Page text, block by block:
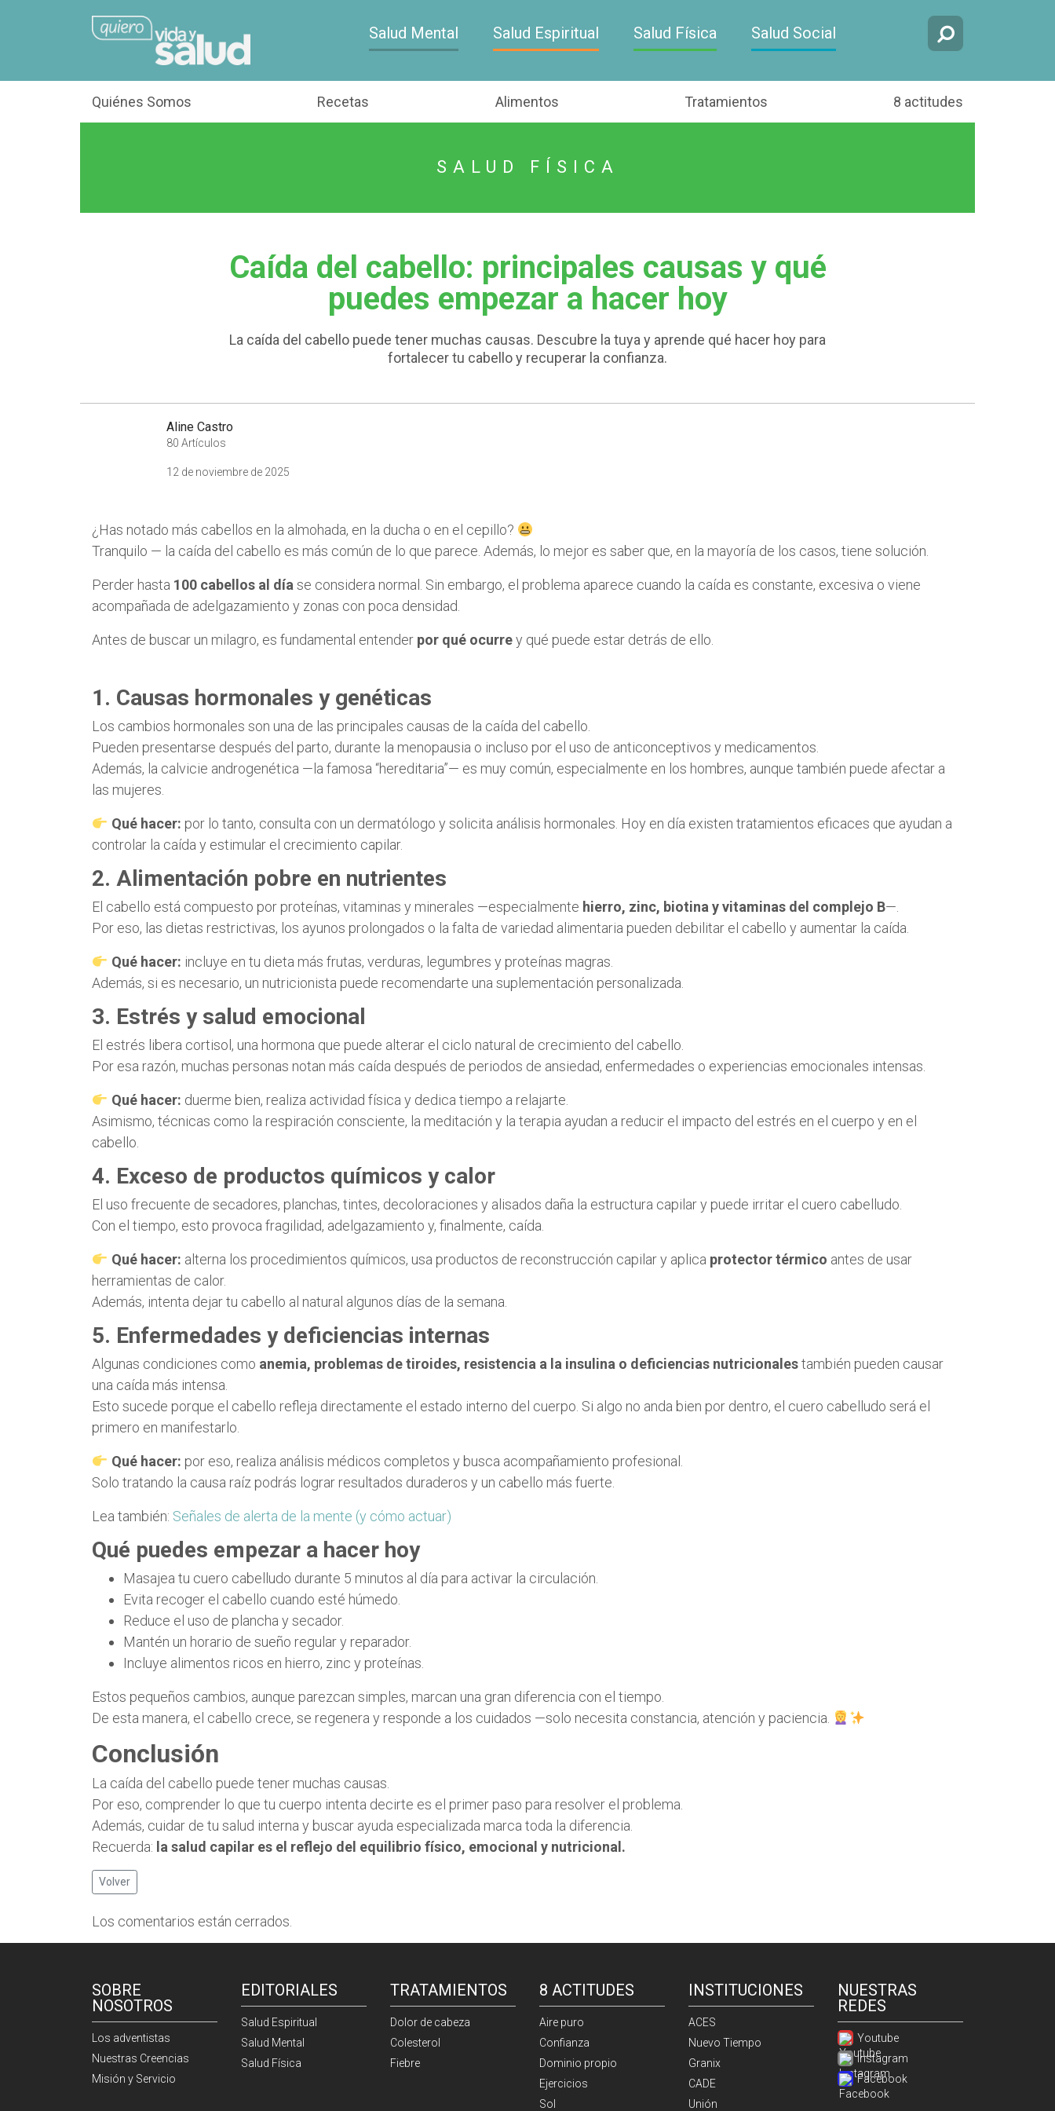
Salud Mental Salud Espiritual Salud Física Salud Social
Quiénes Somos Recetas Alimentos Tratamientos 8 actitudes
SALUD FÍSICA
Caída del cabello: principales causas y qué
puedes empezar a hacer hoy
La caída del cabello puede tener muchas causas. Descubre la tuya y aprende qué hacer hoy para
fortalecer tu cabello y recuperar la confianza.
Aline Castro
80 Artículos
12 de noviembre de 2025
¿Has notado más cabellos en la almohada, en la ducha o en el cepillo?
Tranquilo — la caída del cabello es más común de lo que parece. Además, lo mejor es saber que, en la mayoría de los casos, tiene solución.
Perder hasta 100 cabellos al día se considera normal. Sin embargo, el problema aparece cuando la caída es constante, excesiva o viene
acompañada de adelgazamiento y zonas con poca densidad.
Antes de buscar un milagro, es fundamental entender por qué ocurrey qué puede estar detrás de ello.
1. Causas hormonales y genéticas
Los cambios hormonales son una de las principales causas de la caída del cabello.
Pueden presentarse después del parto, durante la menopausia o incluso por el uso de anticonceptivos y medicamentos.
Además, la calvicie androgenética —la famosa “hereditaria”— es muy común, especialmente en los hombres, aunque también puede afectar a
las mujeres.
Qué hacer: por lo tanto, consulta con un dermatólogo y solicita análisis hormonales. Hoy en día existen tratamientos eficaces que ayudan a
controlar la caída y estimular el crecimiento capilar.
2. Alimentación pobre en nutrientes
El cabello está compuesto por proteínas, vitaminas y minerales —especialmente hierro, zinc, biotina y vitaminas del complejo B—.
Por eso, las dietas restrictivas, los ayunos prolongados o la falta de variedad alimentaria pueden debilitar el cabello y aumentar la caída.
Qué hacer: incluye en tu dieta más frutas, verduras, legumbres y proteínas magras.
Además, si es necesario, un nutricionista puede recomendarte una suplementación personalizada.
3. Estrés y salud emocional
El estrés libera cortisol, una hormona que puede alterar el ciclo natural de crecimiento del cabello.
Por esa razón, muchas personas notan más caída después de periodos de ansiedad, enfermedades o experiencias emocionales intensas.
Qué hacer: duerme bien, realiza actividad física y dedica tiempo a relajarte.
Asimismo, técnicas como la respiración consciente, la meditación y la terapia ayudan a reducir el impacto del estrés en el cuerpo y en el
cabello.
4. Exceso de productos químicos y calor
El uso frecuente de secadores, planchas, tintes, decoloraciones y alisados daña la estructura capilar y puede irritar el cuero cabelludo.
Con el tiempo, esto provoca fragilidad, adelgazamiento y, finalmente, caída.
Qué hacer: alterna los procedimientos químicos, usa productos de reconstrucción capilar y aplica protector térmico antes de usar
herramientas de calor.
Además, intenta dejar tu cabello al natural algunos días de la semana.
5. Enfermedades y deficiencias internas
Algunas condiciones como anemia, problemas de tiroides, resistencia a la insulina o deficiencias nutricionalestambién pueden causar
una caída más intensa.
Esto sucede porque el cabello refleja directamente el estado interno del cuerpo. Si algo no anda bien por dentro, el cuero cabelludo será el
primero en manifestarlo.
Qué hacer: por eso, realiza análisis médicos completos y busca acompañamiento profesional.
Solo tratando la causa raíz podrás lograr resultados duraderos y un cabello más fuerte.
Lea también: Señales de alerta de la mente (y cómo actuar)
Qué puedes empezar a hacer hoy
Masajea tu cuero cabelludo durante 5 minutos al día para activar la circulación.
Evita recoger el cabello cuando esté húmedo.
Reduce el uso de plancha y secador.
Mantén un horario de sueño regular y reparador.
Incluye alimentos ricos en hierro, zinc y proteínas.
Estos pequeños cambios, aunque parezcan simples, marcan una gran diferencia con el tiempo.
De esta manera, el cabello crece, se regenera y responde a los cuidados —solo necesita constancia, atención y paciencia.
Conclusión
La caída del cabello puede tener muchas causas.
Por eso, comprender lo que tu cuerpo intenta decirte es el primer paso para resolver el problema.
Además, cuidar de tu salud interna y buscar ayuda especializada marca toda la diferencia.
Recuerda: la salud capilar es el reflejo del equilibrio físico, emocional y nutricional.
Volver
Los comentarios están cerrados.
SOBRE
NOSOTROS
Los adventistas
Nuestras Creencias
Misión y Servicio
EDITORIALES
Salud Espiritual
Salud Mental
Salud Física
TRATAMIENTOS
Dolor de cabeza
Colesterol
Fiebre
8 ACTITUDES
Aire puro
Confianza
Dominio propio
Ejercicios
Sol
INSTITUCIONES
ACES
Nuevo Tiempo
Granix
CADE
Unión
NUESTRAS
REDES
Youtube
Instagram
Facebook